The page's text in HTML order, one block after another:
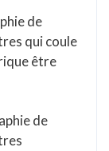
de
qui coule
être
de